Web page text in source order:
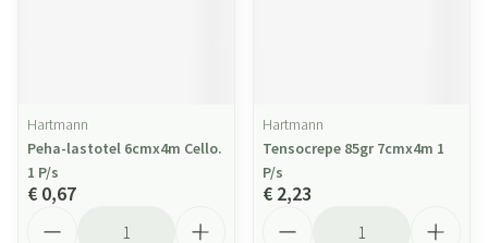
Hartmann
Peha-lastotel 6cmx4m Cello.
1 P/s
€ 0,67
Hartmann
Tensocrepe 85gr 7cmx4m 1
P/s
€ 2,23